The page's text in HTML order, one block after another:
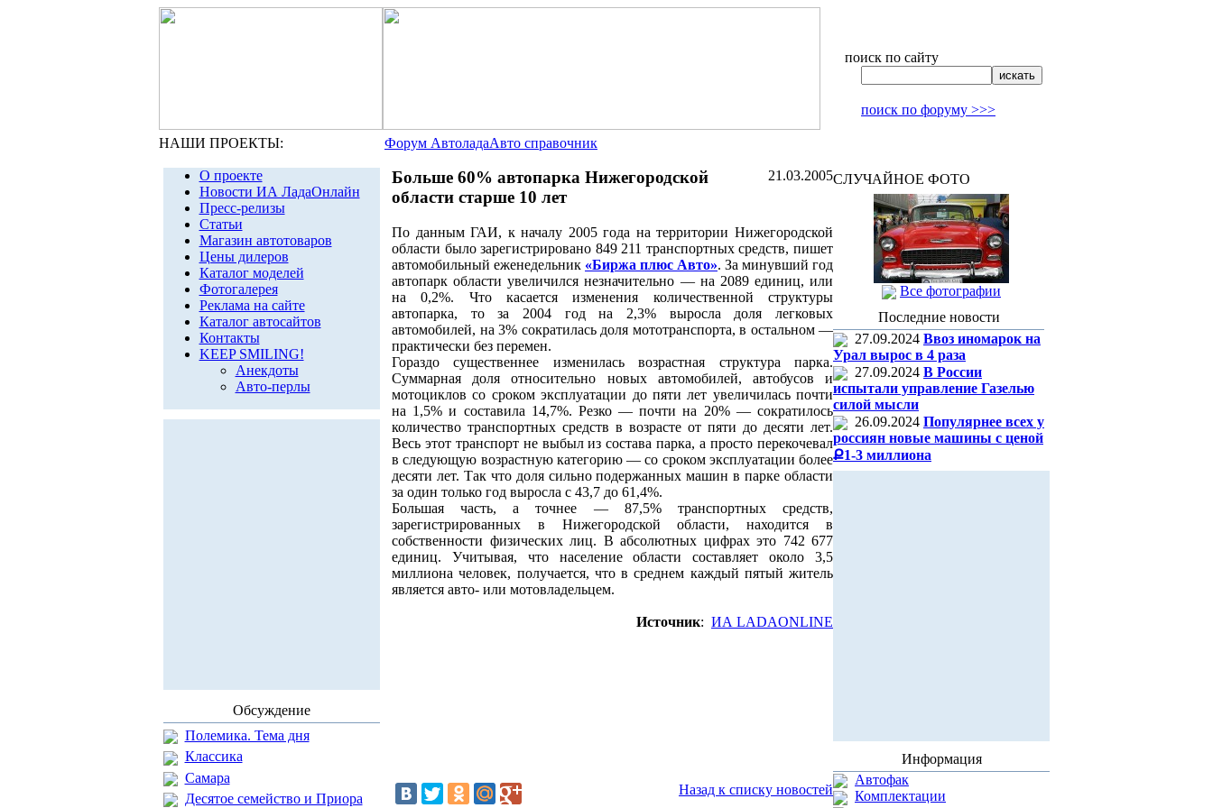
поиск по сайту
поиск по форуму >>>
НАШИ ПРОЕКТЫ: Форум АвтоладаАвто справочник
О проекте
Новости ИА ЛадаОнлайн
Пресс-релизы
Статьи
Магазин автотоваров
Цены дилеров
Каталог моделей
Фотогалерея
Реклама на сайте
Каталог автосайтов
Контакты
KEEP SMILING!
Анекдоты
Авто-перлы
Обсуждение
Полемика. Тема дня
Классика
Самара
Десятое семейство и Приора
21.03.2005
Больше 60% автопарка Нижегородской
области старше 10 лет
По данным ГАИ, к началу 2005 года на территории Нижегородской
области было зарегистрировано 849 211 транспортных средств, пишет
автомобильный еженедельник «Биржа плюс Авто». За минувший год
автопарк области увеличился незначительно — на 2089 единиц, или
на 0,2%. Что касается изменения количественной структуры
автопарка, то за 2004 год на 2,3% выросла доля легковых
автомобилей, на 3% сократилась доля мототранспорта, в остальном —
практически без перемен.
Гораздо существеннее изменилась возрастная структура парка.
Суммарная доля относительно новых автомобилей, автобусов и
мотоциклов со сроком эксплуатации до пяти лет увеличилась почти
на 1,5% и составила 14,7%. Резко — почти на 20% — сократилось
количество транспортных средств в возрасте от пяти до десяти лет.
Весь этот транспорт не выбыл из состава парка, а просто перекочевал
в следующую возрастную категорию — со сроком эксплуатации более
десяти лет. Так что доля сильно подержанных машин в парке области
за один только год выросла с 43,7 до 61,4%.
Большая часть, а точнее — 87,5% транспортных средств,
зарегистрированных в Нижегородской области, находится в
собственности физических лиц. В абсолютных цифрах это 742 677
единиц. Учитывая, что население области составляет около 3,5
миллиона человек, получается, что в среднем каждый пятый житель
является авто- или мотовладельцем.
Источник: ИА LADAONLINE
Назад к списку новостей
СЛУЧАЙНОЕ ФОТО
Все фотографии
Последние новости
27.09.2024 Ввоз иномарок на
Урал вырос в 4 раза
27.09.2024 В России
испытали управление Газелью
силой мысли
26.09.2024 Популярнее всех у
россиян новые машины с ценой
Ք1-3 миллиона
Информация
Автофак
Комплектации